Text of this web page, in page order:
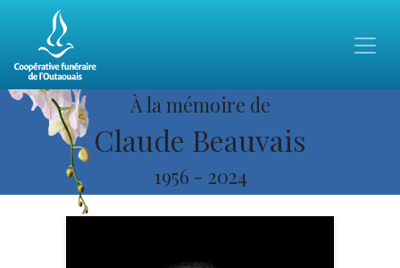
À la mémoire de
Claude Beauvais
1956 - 2024